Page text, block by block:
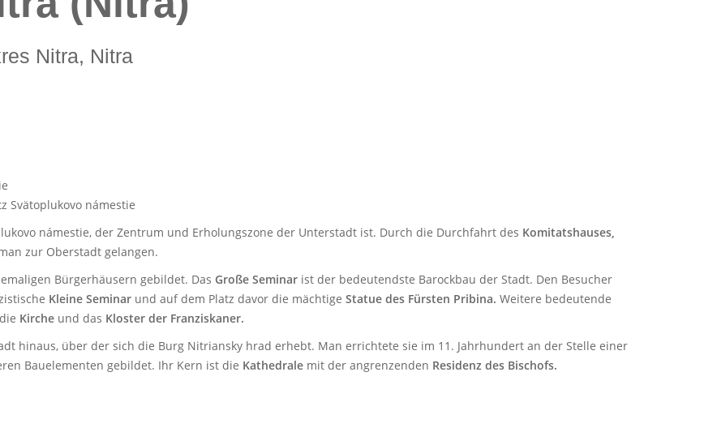
Nitra, Nitra
Svätoplukovo námestie
námestie, der Zentrum und Erholungszone der Unterstadt ist. Durch die Durchfahrt des Komitatshauses,
zur Oberstadt gelangen.
Bürgerhäusern gebildet. Das Große Seminar ist der bedeutendste Barockbau der Stadt. Den Besucher
Kleine Seminar und auf dem Platz davor die mächtige Statue des Fürsten Pribina. Weitere bedeutende
Kirche und das Kloster der Franziskaner.
hinaus, über der sich die Burg Nitriansky hrad erhebt. Man errichtete sie im 11. Jahrhundert an der Stelle einer
Bauelementen gebildet. Ihr Kern ist die Kathedrale mit der angrenzenden Residenz des Bischofs.